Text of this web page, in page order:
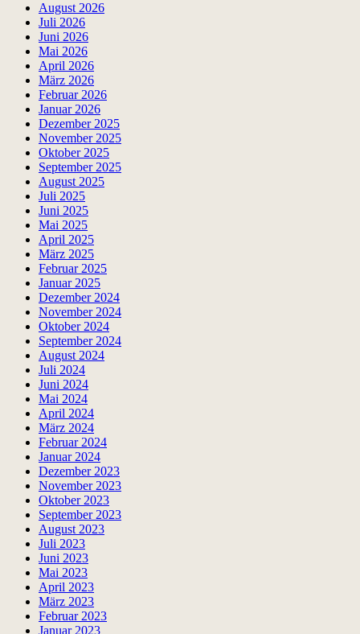
August 2026
Juli 2026
Juni 2026
Mai 2026
April 2026
März 2026
Februar 2026
Januar 2026
Dezember 2025
November 2025
Oktober 2025
September 2025
August 2025
Juli 2025
Juni 2025
Mai 2025
April 2025
März 2025
Februar 2025
Januar 2025
Dezember 2024
November 2024
Oktober 2024
September 2024
August 2024
Juli 2024
Juni 2024
Mai 2024
April 2024
März 2024
Februar 2024
Januar 2024
Dezember 2023
November 2023
Oktober 2023
September 2023
August 2023
Juli 2023
Juni 2023
Mai 2023
April 2023
März 2023
Februar 2023
Januar 2023